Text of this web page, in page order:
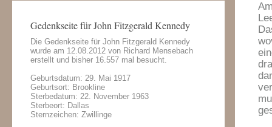
Gedenkseite für John Fitzgerald Kennedy
Die Gedenkseite für John Fitzgerald Kennedy
wurde am 12.08.2012 von Richard Mensebach
erstellt und bisher 16.557 mal besucht.
Geburtsdatum: 29. Mai 1917
Geburtsort: Brookline
Sterbedatum: 22. November 1963
Sterbeort: Dallas
Sternzeichen: Zwillinge